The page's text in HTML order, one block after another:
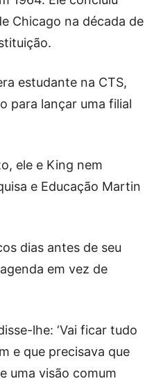
Chicago na década de
estudante na CTS,
para lançar uma filial
ele e King nem
e Educação Martin
dias antes de seu
em vez de
lhe: ‘Vai ficar tudo
e que precisava que
uma visão comum